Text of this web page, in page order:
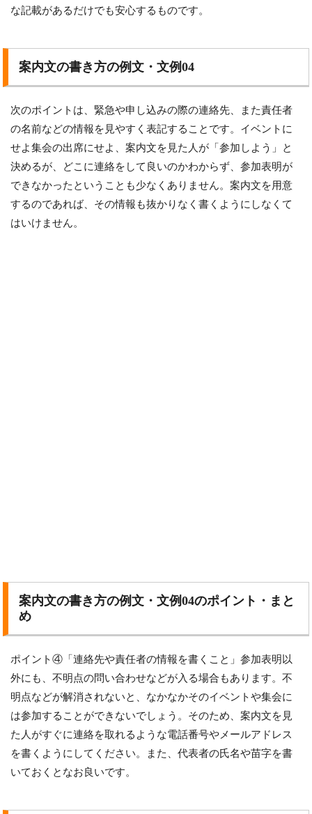
な記載があるだけでも安心するものです。
案内文の書き方の例文・文例04
次のポイントは、緊急や申し込みの際の連絡先、また責任者
の名前などの情報を見やすく表記することです。イベントに
せよ集会の出席にせよ、案内文を見た人が「参加しよう」と
決めるが、どこに連絡をして良いのかわからず、参加表明が
できなかったということも少なくありません。案内文を用意
するのであれば、その情報も抜かりなく書くようにしなくて
はいけません。
案内文の書き方の例文・文例04のポイント・まと
め
ポイント④「連絡先や責任者の情報を書くこと」参加表明以
外にも、不明点の問い合わせなどが入る場合もあります。不
明点などが解消されないと、なかなかそのイベントや集会に
は参加することができないでしょう。そのため、案内文を見
た人がすぐに連絡を取れるような電話番号やメールアドレス
を書くようにしてください。また、代表者の氏名や苗字を書
いておくとなお良いです。